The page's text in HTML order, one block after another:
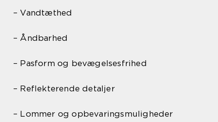
– Vandtæthed
– Åndbarhed
– Pasform og bevægelsesfrihed
– Reflekterende detaljer
– Lommer og opbevaringsmuligheder